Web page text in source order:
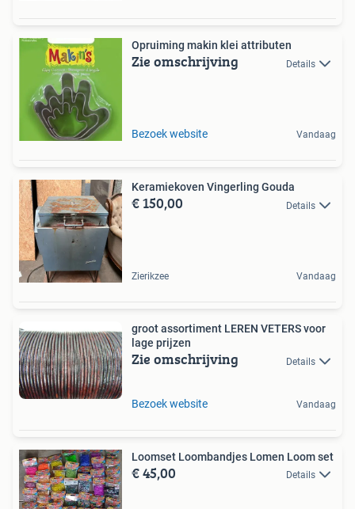
Opruiming makin klei attributen
Zie omschrijving Details
Bezoek website Vandaag
Keramiekoven Vingerling Gouda
€ 150,00 Details
Zierikzee Vandaag
groot assortiment LEREN VETERS voor
lage prijzen
Zie omschrijving Details
Bezoek website Vandaag
Loomset Loombandjes Lomen Loom set
€ 45,00 Details